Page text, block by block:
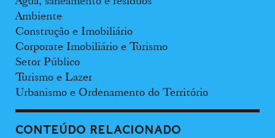
Ambiente
Construção e Imobiliário
Corporate Imobiliário e Turismo
Setor Público
Turismo e Lazer
Urbanismo e Ordenamento do Território
CONTEÚDO RELACIONADO